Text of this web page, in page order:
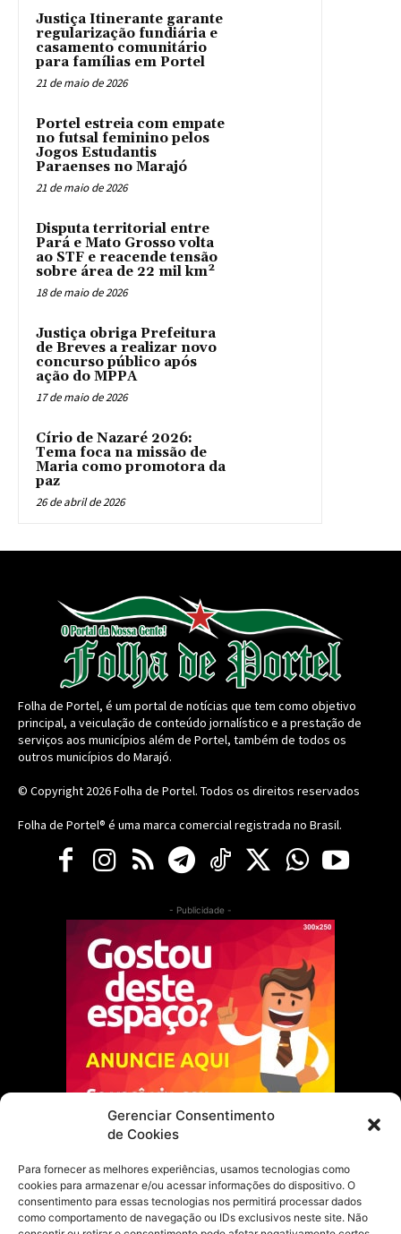
Gerenciar Consentimento
de Cookies
Para fornecer as melhores experiências, usamos tecnologias como
cookies para armazenar e/ou acessar informações do dispositivo. O
consentimento para essas tecnologias nos permitirá processar dados
como comportamento de navegação ou IDs exclusivos neste site. Não
Justiça Itinerante garante
regularização fundiária e
casamento comunitário
para famílias em Portel
21 de maio de 2026
Portel estreia com empate
no futsal feminino pelos
Jogos Estudantis
Paraenses no Marajó
21 de maio de 2026
Disputa territorial entre
Pará e Mato Grosso volta
ao STF e reacende tensão
sobre área de 22 mil km²
18 de maio de 2026
Justiça obriga Prefeitura
de Breves a realizar novo
concurso público após
ação do MPPA
17 de maio de 2026
Círio de Nazaré 2026:
Tema foca na missão de
Maria como promotora da
paz
26 de abril de 2026
Folha de Portel, é um portal de notícias que tem como objetivo
principal, a veiculação de conteúdo jornalístico e a prestação de
serviços aos municípios além de Portel, também de todos os
outros municípios do Marajó.
© Copyright 2026Folha de Portel. Todos os direitos reservados
Folha de Portel® é uma marca comercial registrada no Brasil.
- Publicidade -
Escolha do Editor
Justiça Itinerante garante regularização